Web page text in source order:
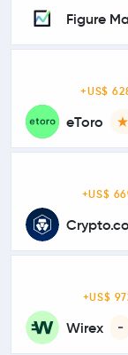
Figure
eToro
+US$
+US$
Wirex -
+US$